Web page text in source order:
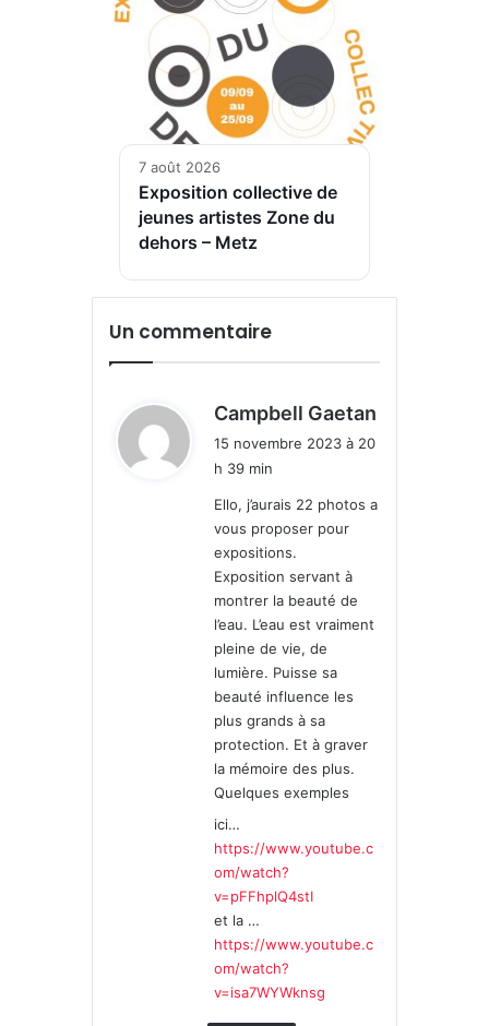
7 août 2026
Exposition collective de
jeunes artistes Zone du
dehors – Metz
Un commentaire
Campbell Gaetan
:
15 novembre 2023 à 20
h 39 min
Ello, j’aurais 22 photos a
vous proposer pour
expositions.
Exposition servant à
montrer la beauté de
l’eau. L’eau est vraiment
pleine de vie, de
lumière. Puisse sa
beauté influence les
plus grands à sa
protection. Et à graver
la mémoire des plus.
Quelques exemples
ici…
https://www.youtube.c
om/watch?
v=pFFhplQ4stI
et la …
https://www.youtube.c
om/watch?
v=isa7WYWknsg